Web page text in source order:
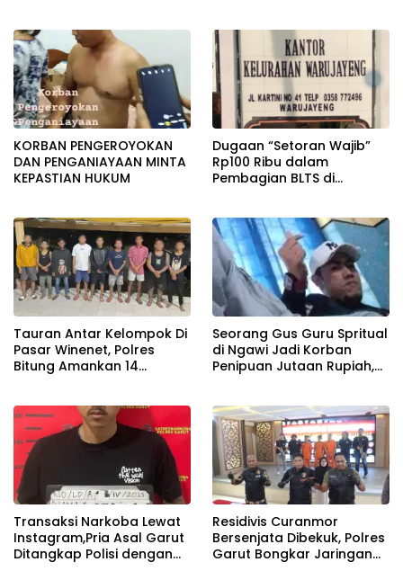
KORBAN PENGEROYOKAN
DAN PENGANIAYAAN MINTA
KEPASTIAN HUKUM
Dugaan “Setoran Wajib”
Rp100 Ribu dalam
Pembagian BLTS di
Motif Pemotongan Masih
Misterius
Tauran Antar Kelompok Di
Pasar Winenet, Polres
Bitung Amankan 14
Seorang Gus Guru Spritual
di Ngawi Jadi Korban
Penipuan Jutaan Rupiah,
Transaksi Narkoba Lewat
Instagram,Pria Asal Garut
Ditangkap Polisi dengan
Residivis Curanmor
Bersenjata Dibekuk, Polres
Garut Bongkar Jaringan